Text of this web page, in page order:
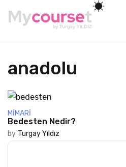
anadolu
MIMARI
Bedesten Nedir?
by Turgay Yıldız